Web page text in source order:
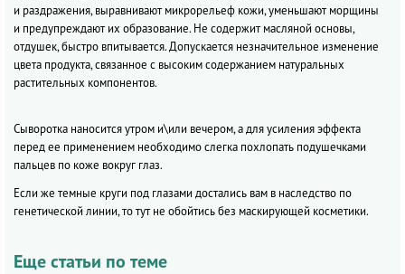
и раздражения, выравнивают микрорельеф кожи, уменьшают морщины
и предупреждают их образование. Не содержит масляной основы,
отдушек, быстро впитывается. Допускается незначительное изменение
цвета продукта, связанное с высоким содержанием натуральных
растительных компонентов.
Сыворотка наносится утром и\или вечером, а для усиления эффекта
перед ее применением необходимо слегка похлопать подушечками
пальцев по коже вокруг глаз.
Если же темные круги под глазами достались вам в наследство по
генетической линии, то тут не обойтись без маскирующей косметики.
Еще статьи по теме